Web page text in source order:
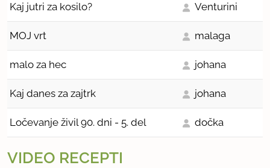
Kaj jutri za kosilo? Venturini
MOJ vrt malaga
malo za hec johana
Kaj danes za zajtrk johana
Ločevanje živil 90. dni - 5. del dočka
VIDEO RECEPTI